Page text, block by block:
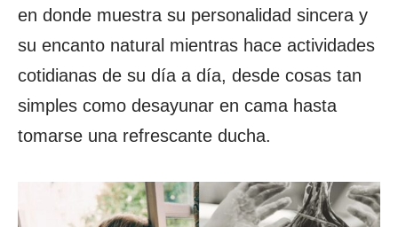
en donde muestra su personalidad sincera y
su encanto natural mientras hace actividades
cotidianas de su día a día, desde cosas tan
simples como desayunar en cama hasta
tomarse una refrescante ducha.